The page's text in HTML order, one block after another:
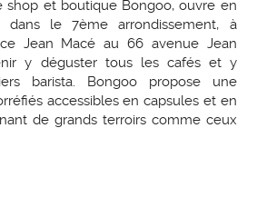
shop et boutique Bongoo, ouvre en
le 7ème arrondissement, à
Jean Macé au 66 avenue Jean
y déguster tous les cafés et y
barista. Bongoo propose une
accessibles en capsules et en
de grands terroirs comme ceux